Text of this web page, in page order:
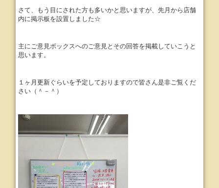
さて、もう目にされた方も多いかと思いますが、先月から店舗
内に掲示板を設置しました☆
主にご意見ボックスへのご意見とその回答を掲載していこうと
思います。
１ヶ月更新ぐらいを予定しておりますので皆さん是非ご覧くだ
さい（＾－＾）